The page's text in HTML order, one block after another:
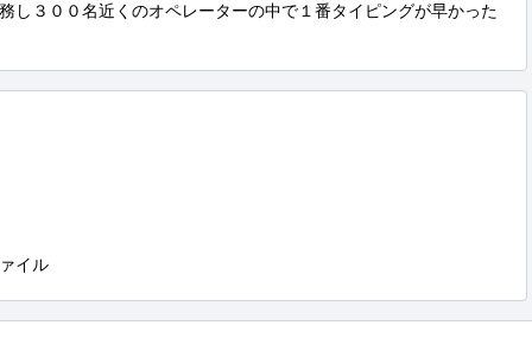
し３００名近くのオペレーターの中で１番タイピングが早かった
イル